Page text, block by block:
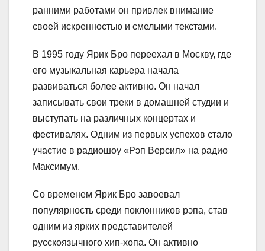
ранними работами он привлек внимание
своей искренностью и смелыми текстами.
В 1995 году Ярик Бро переехал в Москву, где
его музыкальная карьера начала
развиваться более активно. Он начал
записывать свои треки в домашней студии и
выступать на различных концертах и
фестивалях. Одним из первых успехов стало
участие в радиошоу «Рэп Версия» на радио
Максимум.
Со временем Ярик Бро завоевал
популярность среди поклонников рэпа, став
одним из ярких представителей
русскоязычного хип-хопа. Он активно